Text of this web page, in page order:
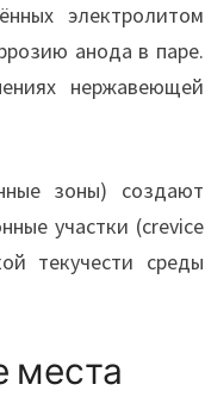
электролитом
анода в паре.
нержавеющей
зоны) создают
участки (crevice
текучести среды
места